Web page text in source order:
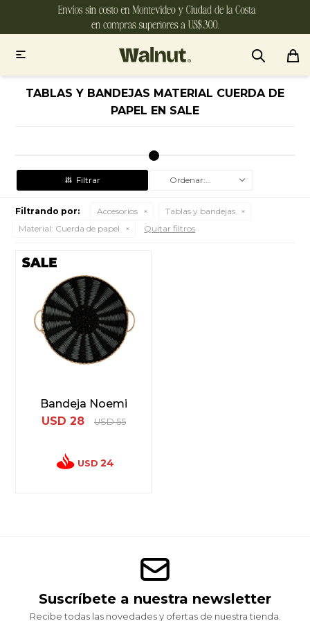

TABLAS Y BANDEJAS MATERIAL CUERDA DE
PAPEL EN SALE
Recomendados
Filtrando por: Accesorios
Tablas y bandejas
Material: Cuerda de papel Quitar filtros
Bandeja Noemi
USD 28 USD 55
USD 24
Suscríbete a nuestra newsletter
Recibe todas las novedades y ofertas de nuestra tienda.